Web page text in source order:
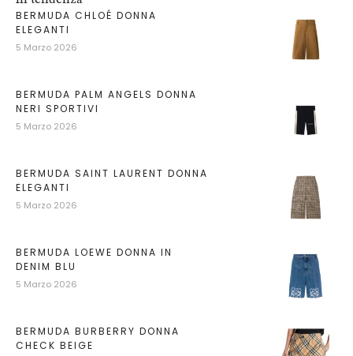
BERMUDA CHLOÉ DONNA
ELEGANTI
5 Marzo 2026
BERMUDA PALM ANGELS DONNA
NERI SPORTIVI
5 Marzo 2026
BERMUDA SAINT LAURENT DONNA
ELEGANTI
5 Marzo 2026
BERMUDA LOEWE DONNA IN
DENIM BLU
5 Marzo 2026
BERMUDA BURBERRY DONNA
CHECK BEIGE